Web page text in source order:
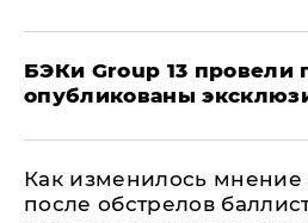
​БЭКи Group 13 провели
опубликованы
Как изменилось мнение
после обстрелов